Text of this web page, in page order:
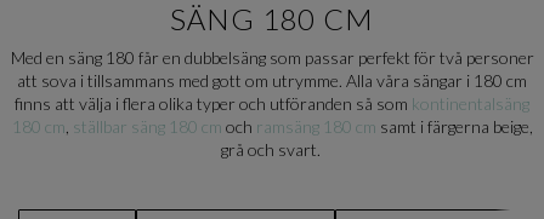
SÄNG 180 CM
Med en säng 180 får en dubbelsäng som passar perfekt för två personer
att sova i tillsammans med gott om utrymme. Alla våra sängar i 180 cm
finns att välja i flera olika typer och utföranden så som kontinentalsäng
180 cm ställbar säng 180 cm och ramsäng 180 cm samt i färgerna beige,
grå och svart.